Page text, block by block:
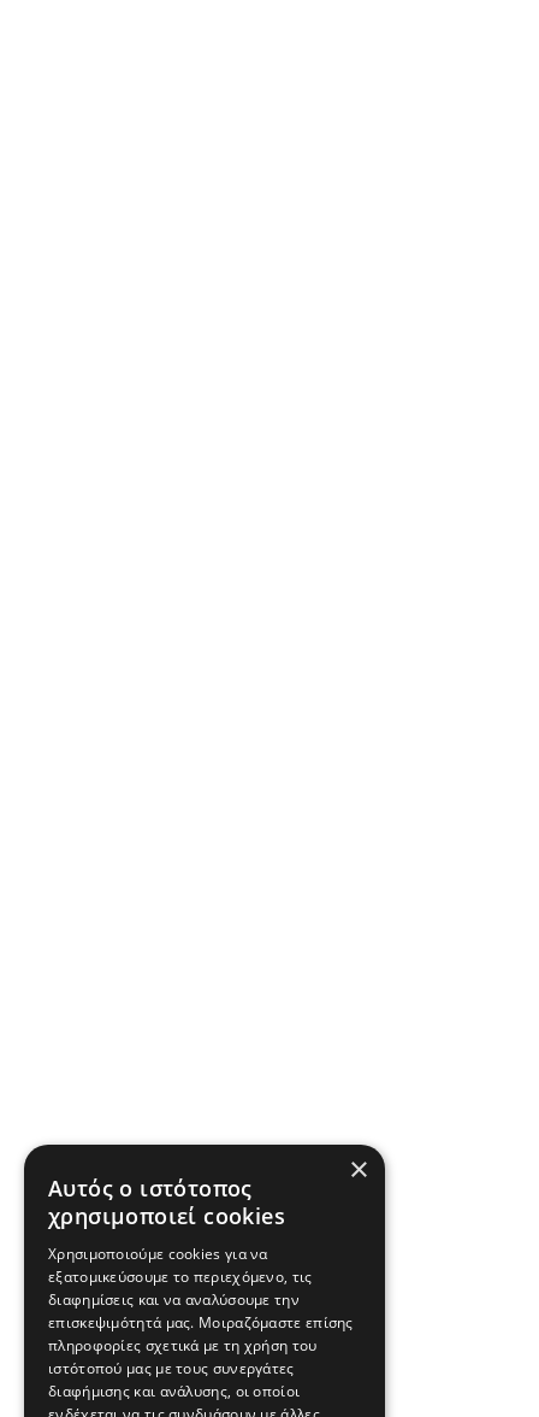
×
Αυτός ο ιστότοπος
χρησιμοποιεί cookies
Χρησιμοποιούμε cookies για να
εξατομικεύσουμε το περιεχόμενο, τις
διαφημίσεις και να αναλύσουμε την
επισκεψιμότητά μας. Μοιραζόμαστε επίσης
πληροφορίες σχετικά με τη χρήση του
ιστότοπού μας με τους συνεργάτες
διαφήμισης και ανάλυσης, οι οποίοι